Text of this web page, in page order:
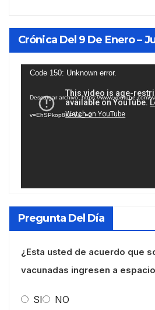
Crónica Del 9 De Enero –
Reproductor
vídeo
Code 150: Unknown error.
Descargar archivo: https://www.youtube.com/
v=EhSPkop8KPY&_=2
Pregunta Del Día
¿Esta usted de acuerdo que
vacunadas ingresen a
SI NO